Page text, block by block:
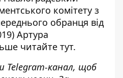
комітету з
обранця від
Артура
читайте тут.
Telegram-канал, щоб